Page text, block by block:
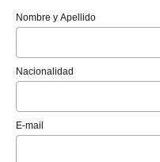
Nombre y Apellido
Nacionalidad
E-mail